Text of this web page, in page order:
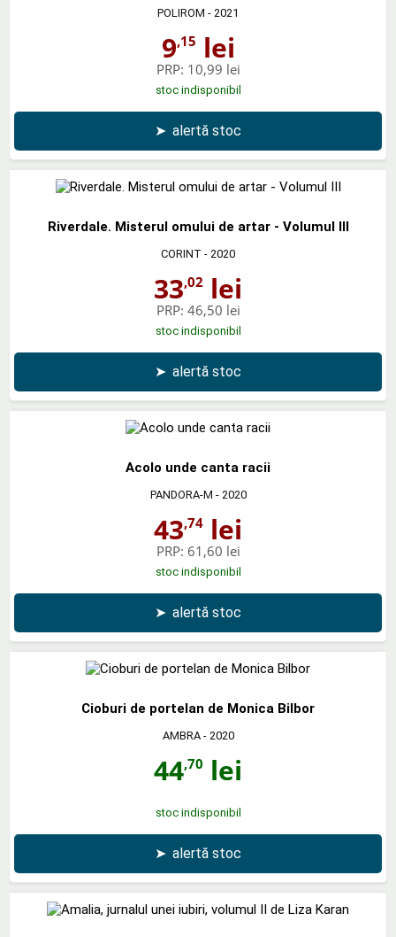
POLIROM - 2021
9,15 lei
PRP: 10,99 lei
stoc indisponibil
➤ alertă stoc
Riverdale. Misterul omului de artar - Volumul III
CORINT - 2020
33,02 lei
PRP: 46,50 lei
stoc indisponibil
➤ alertă stoc
Acolo unde canta racii
PANDORA-M - 2020
43,74 lei
PRP: 61,60 lei
stoc indisponibil
➤ alertă stoc
Cioburi de portelan de Monica Bilbor
AMBRA- 2020
44,70 lei
stoc indisponibil
➤ alertă stoc